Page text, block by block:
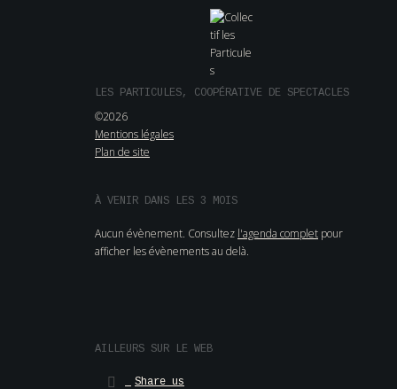
LES PARTICULES, COOPÉRATIVE DE SPECTACLES
©2026
Mentions légales
Plan de site
À VENIR DANS LES 3 MOIS
Aucun évènement. Consultez l'agenda complet pour
afficher les évènements au delà.
AILLEURS SUR LE WEB
Share us